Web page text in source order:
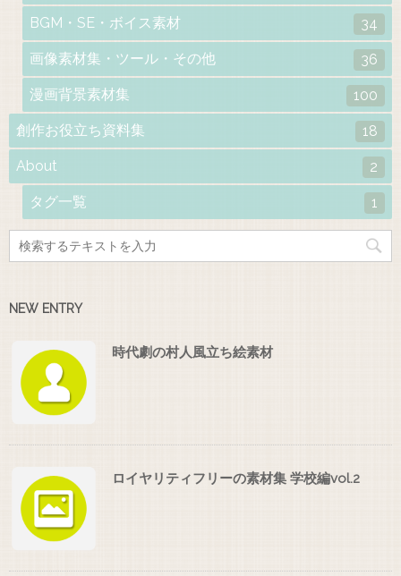
BGM・SE・ボイス素材 34
画像素材集・ツール・その他 36
漫画背景素材集 100
創作お役立ち資料集 18
About 2
タグ一覧 1
NEW ENTRY
時代劇の村人風立ち絵素材
ロイヤリティフリーの素材集 学校編vol.2